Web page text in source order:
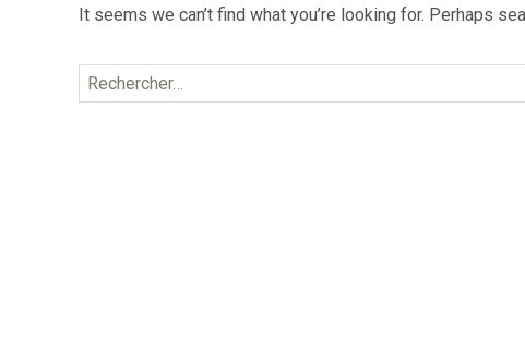
It seems we can’t find what you’re looking for. Perhaps
Rechercher :